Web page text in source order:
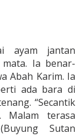
ayam jantan
Ia benar-
Abah Karim. Ia
ada bara di
“Secantik
Malam terasa
Sutan